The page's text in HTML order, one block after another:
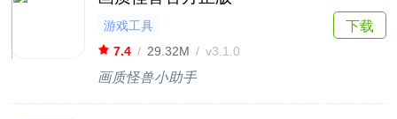
游戏工具
7.4 / 29.32M / v3.1.0
画质怪兽小助手
下载